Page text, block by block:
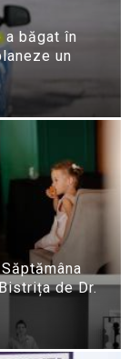
a băgat în
un
de Dr.